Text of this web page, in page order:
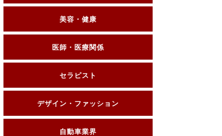
美容・健康
医師・医療関係
セラピスト
デザイン・ファッション
自動車業界